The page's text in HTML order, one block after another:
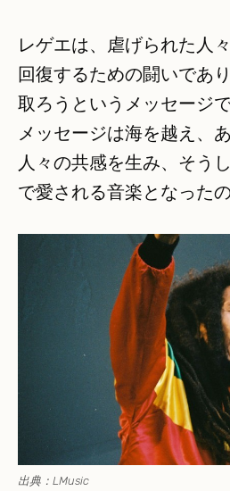
レゲエは、虐げられた人
回復するための闘いであ
取ろうというメッセージ
メッセージは海を越え、
人々の共感を生み、そう
で愛される音楽となった
出典：LMusic